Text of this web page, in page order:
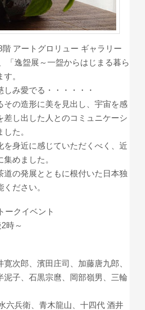
アートグロリュー ギャラリー
「逸盌展～一盌からはじまる暮ら
。
み愛でる・・・・・・
その造形に美を見出し、宇宙を感
差し出した人とのコミュニケーシ
た。
を身近に感じていただくべく、近
めました。
道の発展とともに根付いた日本独
ださい。
ークイベント
時～
次郎、濱田庄司、加藤唐九郎、
泥子、石黒宗麿、岡部嶺男、三輪
六兵衛、青木龍山、十四代 酒井